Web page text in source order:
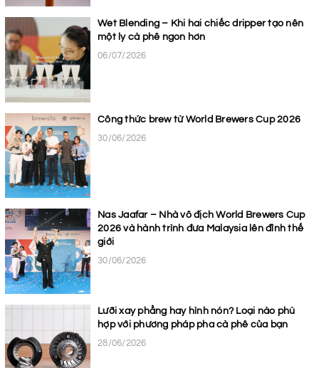
Wet Blending – Khi hai chiếc dripper tạo nên
một ly cà phê ngon hơn
06/07/2026
Công thức brew từ World Brewers Cup 2026
30/06/2026
Nas Jaafar – Nhà vô địch World Brewers Cup
2026 và hành trình đưa Malaysia lên đỉnh thế
giới
30/06/2026
Lưỡi xay phẳng hay hình nón? Loại nào phù
hợp với phương pháp pha cà phê của bạn
28/06/2026